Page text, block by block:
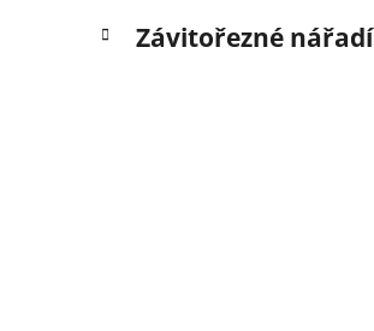
Závitořezné nářadí